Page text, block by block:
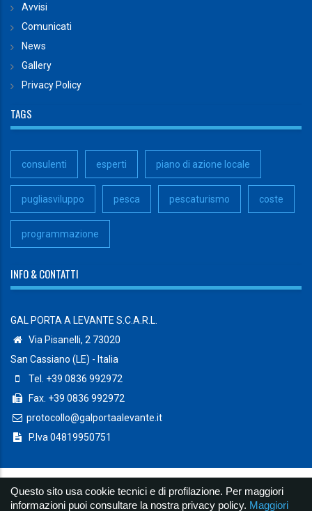
Questo sito usa cookie tecnici e di profilazione. Per maggiori
informazioni puoi consultare la nostra privacy policy. Maggiori
Avvisi
Comunicati
News
Gallery
Privacy Policy
TAGS
consulenti esperti piano di azione locale
pugliasviluppo pesca pescaturismo coste
programmazione
INFO & CONTATTI
GAL PORTA A LEVANTE S.C.A.R.L.
Via Pisanelli, 2 73020
San Cassiano (LE) - Italia
Tel. +39 0836 992972
Fax. +39 0836 992972
protocollo@galportaalevante.it
P.Iva 04819950751
© Copyright 2019 Galportaalevante S.c.a.r.l. - Powered byLab07